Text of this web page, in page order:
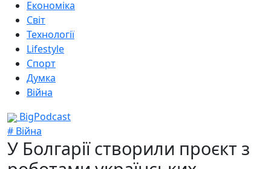
Економіка
Світ
Технології
Lifestyle
Спорт
Думка
Війна
BigPodcast
# Війна
У Болгарії створили проєкт з